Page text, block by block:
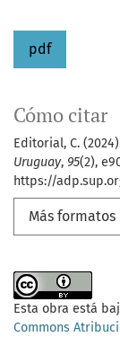
pdf
Cómo citar
Editorial, C.
Uruguay, 95(2),
https://
Más
Esta obra está
Commons